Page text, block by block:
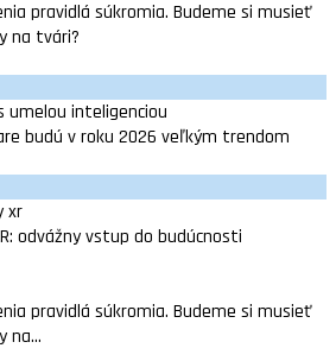
pravidlá súkromia. Budeme si musieť
na tvári?
budú v roku 2026 veľkým trendom
odvážny vstup do budúcnosti
pravidlá súkromia. Budeme si musieť
na...